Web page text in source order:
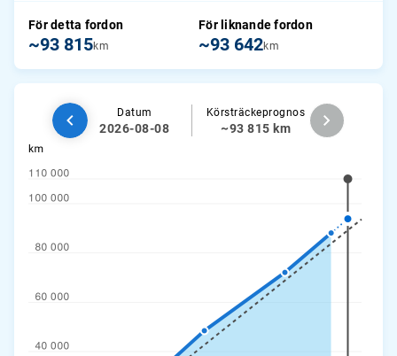
För detta fordon
~93 815km
För liknande fordon
~93 642km
Datum
2026-08-08
Körsträckeprognos
~93 815 km